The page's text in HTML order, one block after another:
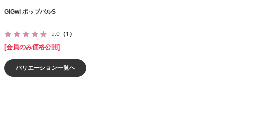
GiGwi ポップパルS
5.0 （1）
[会員のみ価格公開]
バリエーション一覧へ